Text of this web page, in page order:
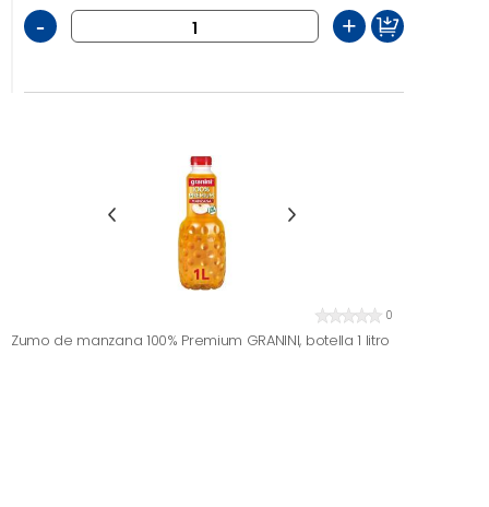
- +
0
Zumo de manzana 100% Premium GRANINI, botella 1 litro